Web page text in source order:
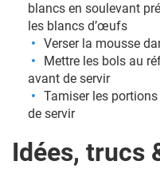
blancs en soulevant
les blancs d’œufs
Verser la mousse
Mettre les bols au
avant de servir
Tamiser les
de servir
Idées, trucs